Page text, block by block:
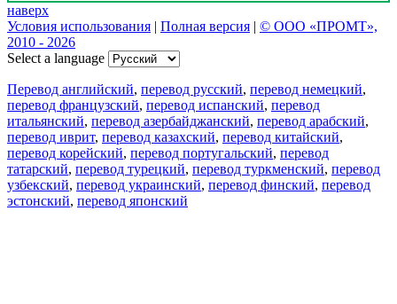
наверх
Условия использования | Полная версия | © ООО «ПРОМТ»,
2010 - 2026
Select a language
Перевод английский, перевод русский, перевод немецкий,
перевод французский, перевод испанский, перевод
итальянский, перевод азербайджанский, перевод арабский,
перевод иврит, перевод казахский, перевод китайский,
перевод корейский, перевод португальский, перевод
татарский, перевод турецкий, перевод туркменский, перевод
узбекский, перевод украинский, перевод финский, перевод
эстонский, перевод японский